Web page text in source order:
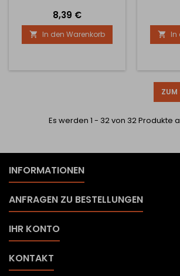
für einen Meter mit einer
Breite von 500 mm.
Preis
8,39 €
 In den Warenkorb  In
ZUM
Es werden 1 - 32 von 32 Produkte
INFORMATIONEN
ANFRAGEN ZU BESTELLUNGEN
IHR KONTO
KONTAKT